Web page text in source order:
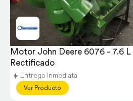
Motor John Deere 6076 - 7.6 L
Rectificado
Entrega Inmediata
Ver Producto